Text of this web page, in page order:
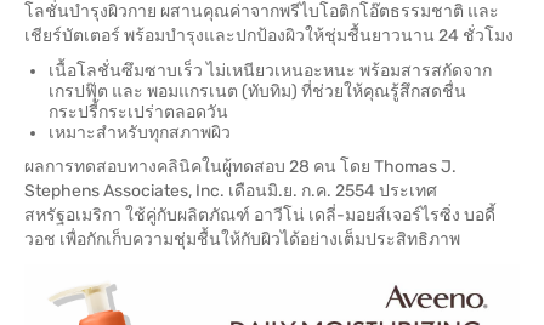
โลชั่นบำรุงผิวกาย ผสานคุณค่าจากพรีไบโอติกโอ๊ตธรรมชาติ และ
เชียร์บัตเตอร์ พร้อมบำรุงและปกป้องผิวให้ชุ่มชื้นยาวนาน 24 ชั่วโมง
เนื้อโลชั่นซึมซาบเร็ว ไม่เหนียวเหนอะหนะ พร้อมสารสกัดจาก
เกรปฟุ๊ต และ พอมแกรเนต (ทับทิม) ที่ช่วยให้คุณรู้สึกสดชื่น
กระปรี้กระเปร่าตลอดวัน
เหมาะสำหรับทุกสภาพผิว
ผลการทดสอบทางคลินิคในผู้ทดสอบ 28 คน โดย Thomas J.
Stephens Associates, Inc. เดือนมิ.ย. ก.ค. 2554 ประเทศ
สหรัฐอเมริกา ใช้คู่กับผลิตภัณฑ์ อาวีโน่ เดลี่-มอยส์เจอร์ไรซิ่ง บอดี้
วอช เพื่อกักเก็บความชุ่มชื้นให้กับผิวได้อย่างเต็มประสิทธิภาพ